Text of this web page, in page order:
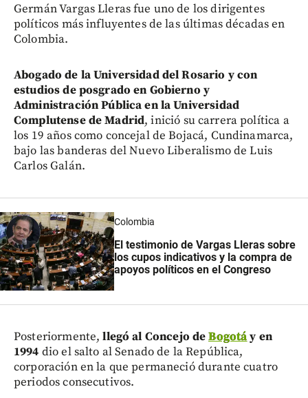
Germán Vargas Lleras fue uno de los dirigentes
políticos más influyentes de las últimas décadas en
Colombia.
Abogado de la Universidad del Rosario y con
estudios de posgrado en Gobierno y
Administración Pública en la Universidad
Complutense de Madrid, inició su carrera política a
los 19 años como concejal de Bojacá, Cundinamarca,
bajo las banderas del Nuevo Liberalismo de Luis
Carlos Galán.
Colombia
El testimonio de Vargas Lleras sobre
los cupos indicativos y la compra de
apoyos políticos en el Congreso
Posteriormente, llegó al Concejo deBogotáy en
1994 dio el salto al Senado de la República,
corporación en la que permaneció durante cuatro
periodos consecutivos.